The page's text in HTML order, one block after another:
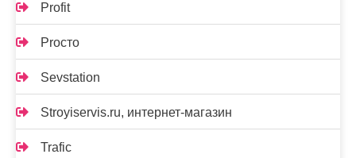
Profit
Proсто
Sevstation
Stroyiservis.ru, интернет-магазин
Trafic